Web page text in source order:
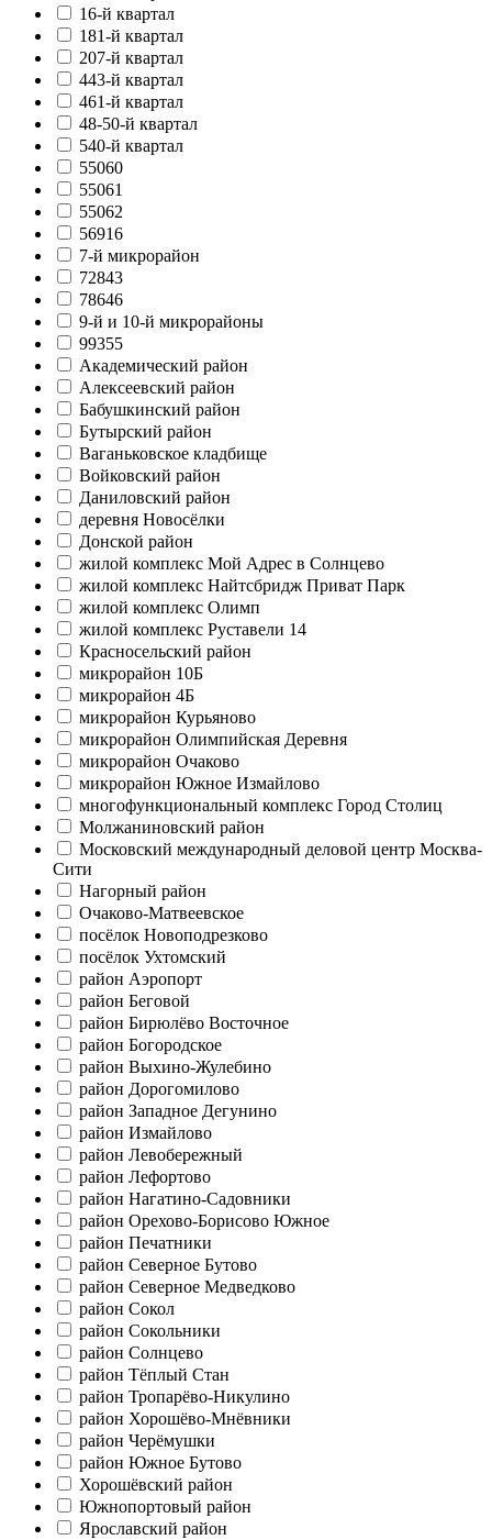
16-й квартал
181-й квартал
207-й квартал
443-й квартал
461-й квартал
48-50-й квартал
540-й квартал
55060
55061
55062
56916
7-й микрорайон
72843
78646
9-й и 10-й микрорайоны
99355
Академический район
Алексеевский район
Бабушкинский район
Бутырский район
Ваганьковское кладбище
Войковский район
Даниловский район
деревня Новосёлки
Донской район
жилой комплекс Мой Адрес в Солнцево
жилой комплекс Найтсбридж Приват Парк
жилой комплекс Олимп
жилой комплекс Руставели 14
Красносельский район
микрорайон 10Б
микрорайон 4Б
микрорайон Курьяново
микрорайон Олимпийская Деревня
микрорайон Очаково
микрорайон Южное Измайлово
многофункциональный комплекс Город Столиц
Молжаниновский район
Московский международный деловой центр Москва-
Сити
Нагорный район
Очаково-Матвеевское
посёлок Новоподрезково
посёлок Ухтомский
район Аэропорт
район Беговой
район Бирюлёво Восточное
район Богородское
район Выхино-Жулебино
район Дорогомилово
район Западное Дегунино
район Измайлово
район Левобережный
район Лефортово
район Нагатино-Садовники
район Орехово-Борисово Южное
район Печатники
район Северное Бутово
район Северное Медведково
район Сокол
район Сокольники
район Солнцево
район Тёплый Стан
район Тропарёво-Никулино
район Хорошёво-Мнёвники
район Черёмушки
район Южное Бутово
Хорошёвский район
Южнопортовый район
Ярославский район